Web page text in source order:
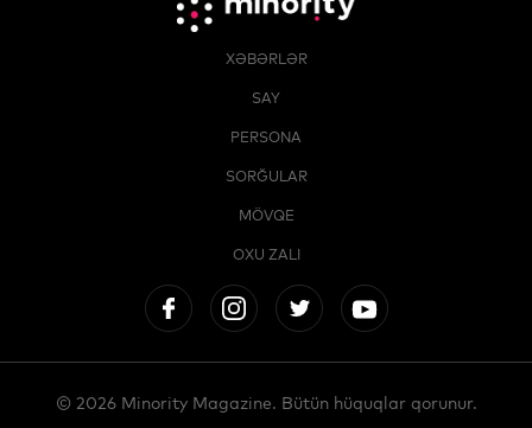
XƏBƏRLƏR
SAY
PERSONA
SORĞULAR
MÖVQE
OXU ZALI
© 2026 Minority Magazine. Bütün hüquqlar qorunur.